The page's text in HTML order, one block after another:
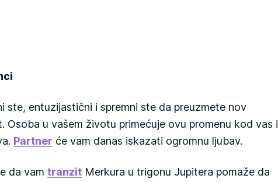
ste, entuzijastični i spremni ste da preuzmete nov
Osoba u vašem životu primećuje ovu promenu kod vas i
Partner će vam danas iskazati ogromnu ljubav.
da vam tranzit Merkura u trigonu Jupitera pomaže da